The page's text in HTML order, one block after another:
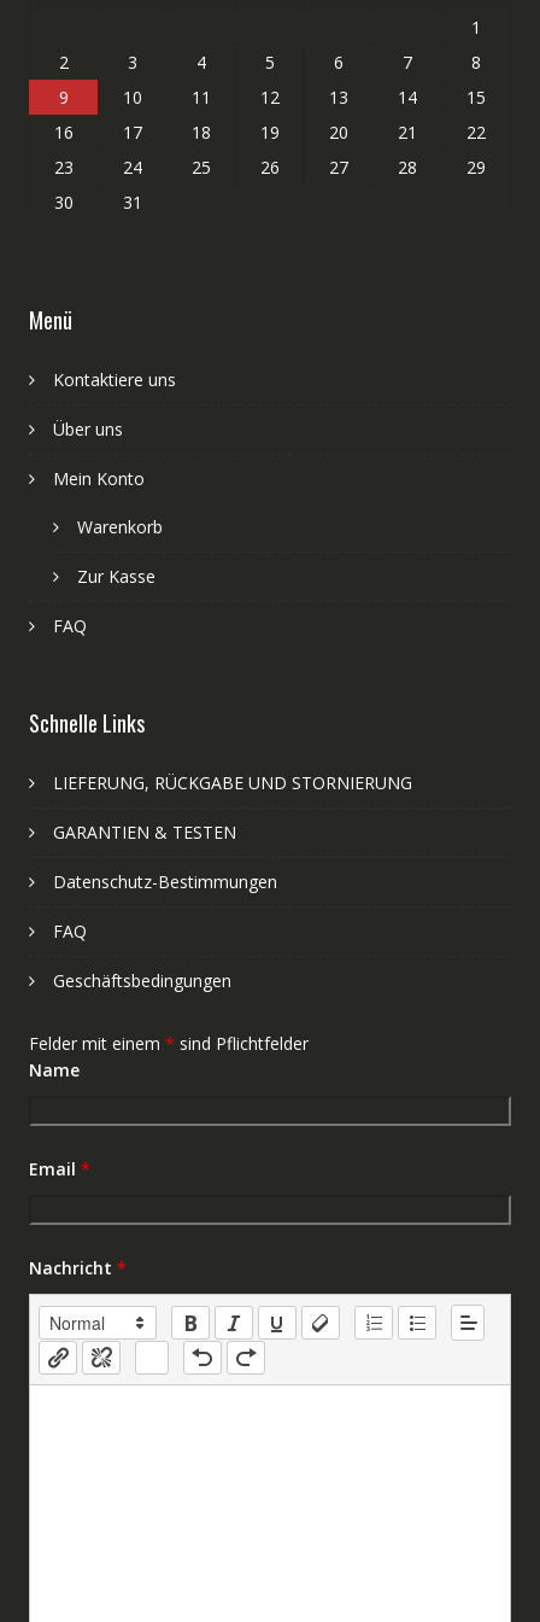
1
2
3 4 5 6 7
8
9
10 11 12 13 14
15
16
17 18 19 20 21
22
23
24 25 26 27 28
29
30
31
Menü
Kontaktiere uns
Über uns
Mein Konto
Warenkorb
Zur Kasse
FAQ
Schnelle Links
LIEFERUNG, RÜCKGABE UND STORNIERUNG
GARANTIEN & TESTEN
Datenschutz-Bestimmungen
FAQ
Geschäftsbedingungen
Felder mit einem * sind Pflichtfelder
Name
Email *
Nachricht *